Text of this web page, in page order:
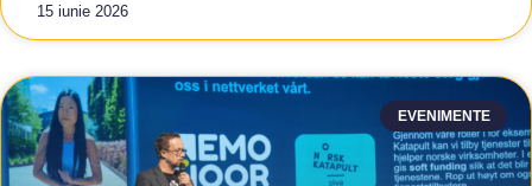
15 iunie 2026
EVENIMENTE